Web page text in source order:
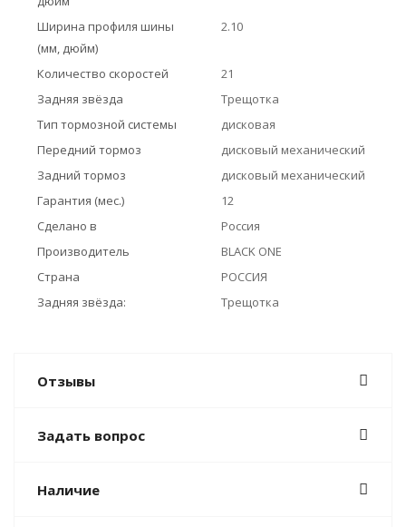
Ширина профиля шины
(мм, дюйм)
2.10
Количество скоростей
21
Задняя звёзда
Трещотка
Тип тормозной системы
дисковая
Передний тормоз
дисковый механический
Задний тормоз
дисковый механический
Гарантия (мес.)
12
Сделано в
Россия
Производитель
BLACK ONE
Страна
РОССИЯ
Задняя звёзда:
Трещотка
Отзывы
Задать вопрос
Наличие